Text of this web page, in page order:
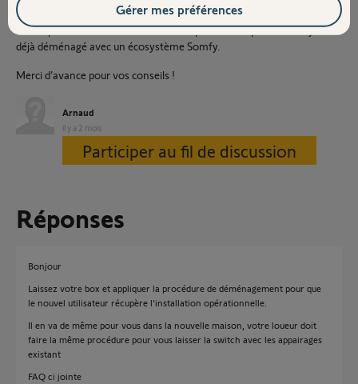
Je suis preneur de tous les retours d’expérience de personnes ayant
déjà déménagé avec un écosystème Somfy.
Merci d’avance pour vos conseils !
Arnaud
il y a 2 mois
Participer au fil de discussion
Réponses
Bonjour
Laissez votre box et appliquer la procédure de déménagement pour que
le nouvel utilisateur récupère l'installation opérationnelle.
Il en va de même pour vous dans la nouvelle maison, votre loueur doit
faire la même procédure pour vous laisser la switch avec les appairages
existant
FAQ ci jointe
Gérer mes préférences